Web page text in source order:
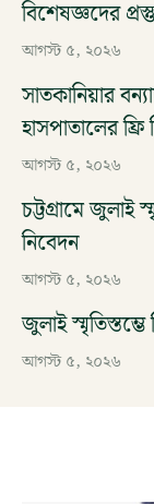
বিশেষজ্ঞদের
আগস্ট ৫, ২০২৬
সাতকানিয়ার
হাসপাতালের
আগস্ট ৫, ২০২৬
চট্টগ্রামে জুলাই
নিবেদন
আগস্ট ৫, ২০২৬
জুলাই স্মৃতিস্তম্ভে
আগস্ট ৫, ২০২৬